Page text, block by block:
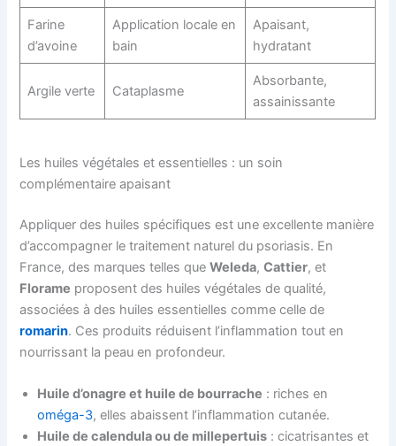
Farine
d’avoine
Application locale en
bain
Apaisant,
hydratant
Argile verte Cataplasme
Absorbante,
assainissante
Les huiles végétales et essentielles : un soin
complémentaire apaisant
Appliquer des huiles spécifiques est une excellente manière
d’accompagner le traitement naturel du psoriasis. En
France, des marques telles queWeleda,Cattier, et
Florame proposent des huiles végétales de qualité,
associées à des huiles essentielles comme celle de
romarin. Ces produits réduisent l’inflammation tout en
nourrissant la peau en profondeur.
Huile d’onagre et huile de bourrache : riches en
oméga-3, elles abaissent l’inflammation cutanée.
Huile de calendula ou de millepertuis : cicatrisantes et